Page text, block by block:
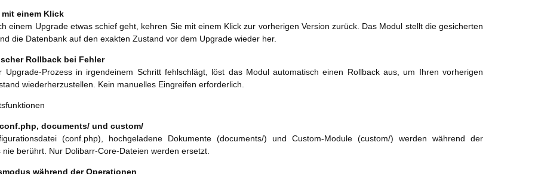
einem Klick
einem Upgrade etwas schief geht, kehren Sie mit einem Klick zur vorherigen Version zurück. Das Modul stellt die gesicherten
die Datenbank auf den exakten Zustand vor dem Upgrade wieder her.
Rollback bei Fehler
Upgrade-Prozess in irgendeinem Schritt fehlschlägt, löst das Modul automatisch einen Rollback aus, um Ihren vorherigen
wiederherzustellen. Kein manuelles Eingreifen erforderlich.
documents/ und custom/
(conf.php), hochgeladene Dokumente (documents/) und Custom-Module (custom/) werden während der
nie berührt. Nur Dolibarr-Core-Dateien werden ersetzt.
während der Operationen